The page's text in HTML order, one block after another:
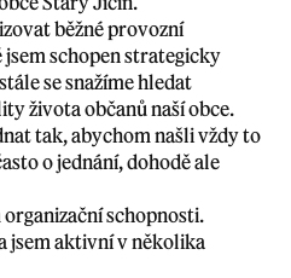
běžné provozní
schopen strategicky
se snažíme hledat
života občanů naší obce.
tak, abychom našli vždy to
o jednání, dohodě ale
schopnosti.
jsem aktivní v několika